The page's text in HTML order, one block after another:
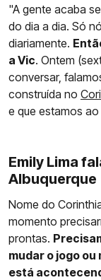
"A gente acaba
do dia a dia. Só
diariamente.
a Vic. Ontem
conversar,
construída no
e que estamos
Emily Lima
Albuquerque
Nome do
momento
prontas.
mudar o jogo
está